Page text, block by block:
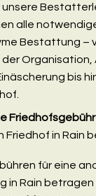
unsere
alle
Bestattung –
Organisation,
bis
Friedhof in Rain
für eine
in Rain